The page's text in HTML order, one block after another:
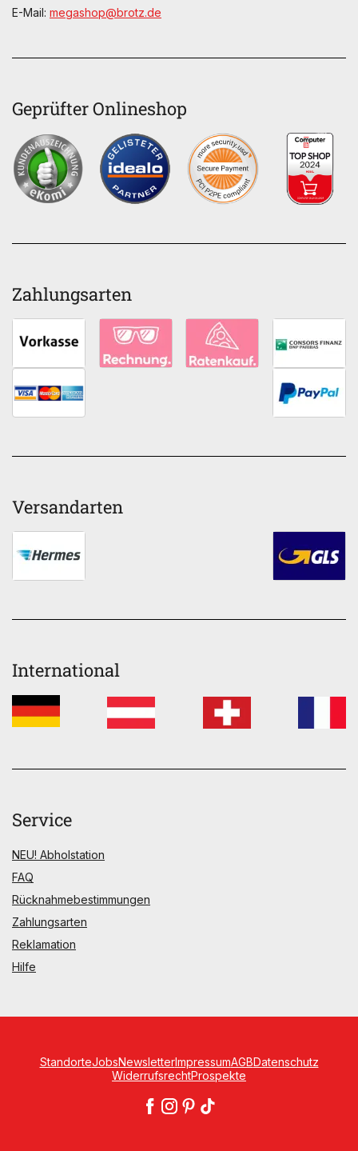
E-Mail: megashop@brotz.de
Geprüfter Onlineshop
Zahlungsarten
Versandarten
International
Service
NEU! Abholstation
FAQ
Rücknahmebestimmungen
Zahlungsarten
Reklamation
Hilfe
StandorteJobsNewsletterImpressumAGBDatenschutz
WiderrufsrechtProspekte